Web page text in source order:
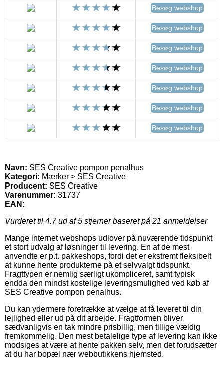
Besøg webshop
Besøg webshop
Besøg webshop
Besøg webshop
Besøg webshop
Besøg webshop
Besøg webshop
Navn: SES Creative pompon penalhus
Kategori: Mærker > SES Creative
Producent: SES Creative
Varenummer: 31737
EAN:
Vurderet til 4.7ud af 5 stjerner baseret på 21 anmeldelser
Mange internet webshops udlover på nuværende tidspunkt
et stort udvalg af løsninger til levering. En af de mest
anvendte er p.t. pakkeshops, fordi det er ekstremt fleksibelt
at kunne hente produkterne på et selvvalgt tidspunkt.
Fragttypen er nemlig særligt ukompliceret, samt typisk
endda den mindst kostelige leveringsmulighed ved køb af
SES Creative pompon penalhus.
Du kan ydermere foretrække at vælge at få leveret til din
lejlighed eller ud på dit arbejde. Fragtformen bliver
sædvanligvis en tak mindre prisbillig, men tillige vældig
fremkommelig. Den mest betalelige type af levering kan ikke
modsiges at være at hente pakken selv, men det forudsætter
at du har bopæl nær webbutikkens hjemsted.